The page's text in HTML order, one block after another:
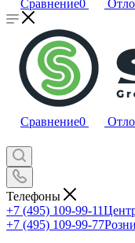
Сравнение0
Сравнение0
Телефоны
+7 (495) 109-99-11
+7 (495) 109-99-77